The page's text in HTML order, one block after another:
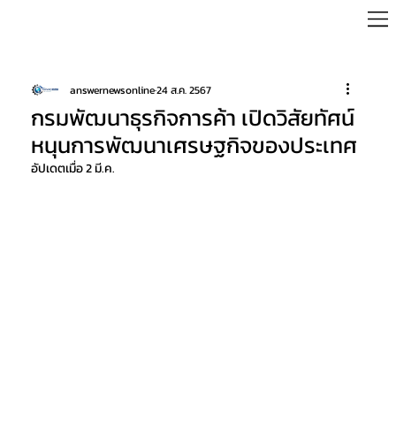
กรมพัฒนาธุรกิจการค้า เปิดวิสัยทัศน์
หนุนการพัฒนาเศรษฐกิจของประเทศ
answernewsonline24 ส.ค. 2567
อัปเดตเมื่อ2 มี.ค.